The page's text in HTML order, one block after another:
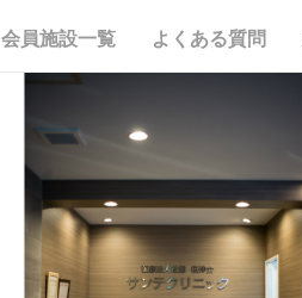
会員施設一覧 よくある質問